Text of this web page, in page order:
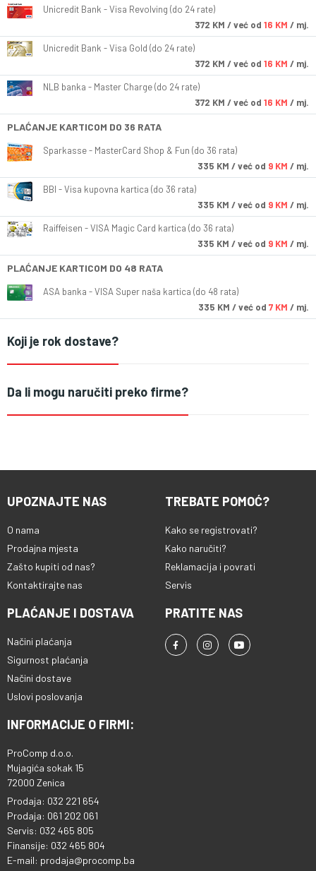
Unicredit Bank - Visa Revolving (do 24 rate)
372 KM / već od 16 KM / mj.
Unicredit Bank - Visa Gold (do 24 rate)
372 KM / već od 16 KM / mj.
NLB banka - Master Charge (do 24 rate)
372 KM / već od 16 KM / mj.
PLAĆANJE KARTICOM DO 36 RATA
Sparkasse - MasterCard Shop & Fun (do 36 rata)
335 KM / već od 9 KM / mj.
BBI - Visa kupovna kartica (do 36 rata)
335 KM / već od 9 KM / mj.
Raiffeisen - VISA Magic Card kartica (do 36 rata)
335 KM / već od 9 KM / mj.
PLAĆANJE KARTICOM DO 48 RATA
ASA banka - VISA Super naša kartica (do 48 rata)
335 KM / već od 7 KM / mj.
Koji je rok dostave?
Da li mogu naručiti preko firme?
UPOZNAJTE NAS
O nama
Prodajna mjesta
Zašto kupiti od nas?
Kontaktirajte nas
TREBATE POMOĆ?
Kako se registrovati?
Kako naručiti?
Reklamacija i povrati
Servis
PLAĆANJE I DOSTAVA
Načini plaćanja
Sigurnost plaćanja
Načini dostave
Uslovi poslovanja
PRATITE NAS
INFORMACIJE O FIRMI:
ProComp d.o.o.
Mujagića sokak 15
72000 Zenica
Prodaja: 032 221 654
Prodaja: 061 202 061
Servis: 032 465 805
Finansije: 032 465 804
E-mail: prodaja@procomp.ba